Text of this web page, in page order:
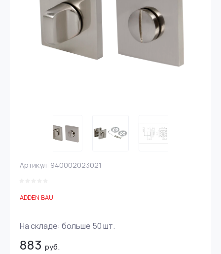
Артикул: 940002023021
ADDEN BAU
На складе: больше 50шт.
883 руб.